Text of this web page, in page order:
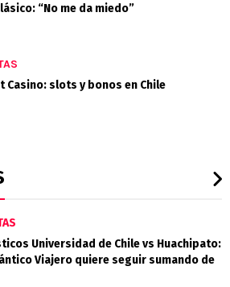
“No me da miedo”
Casino: slots y bonos en Chile
Universidad de Chile vs Huachipato:
Viajero quiere seguir sumando de